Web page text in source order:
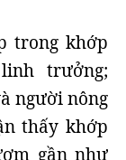
trong khớp
trưởng;
người nông
thấy khớp
gần như